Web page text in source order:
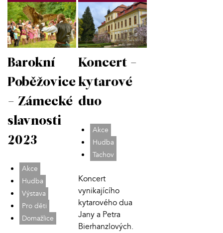
Barokní
Poběžovice
- Zámecké
slavnosti
2023
Akce
Hudba
Výstava
Pro děti
Domažlice
Koncert -
kytarové
duo
Akce
Hudba
Tachov
Koncert
vynikajícího
kytarového dua
Jany a Petra
Bierhanzlových.